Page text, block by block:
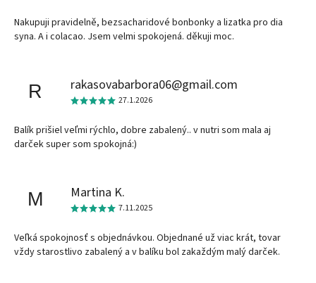
Nakupuji pravidelně, bezsacharidové bonbonky a lizatka pro dia
syna. A i colacao. Jsem velmi spokojená. děkuji moc.
R rakasovabarbora06@gmail.com
27.1.2026
Balík prišiel veľmi rýchlo, dobre zabalený.. v nutri som mala aj
darček super som spokojná:)
M Martina K.
7.11.2025
Veľká spokojnosť s objednávkou. Objednané už viac krát, tovar
vždy starostlivo zabalený a v balíku bol zakaždým malý darček.